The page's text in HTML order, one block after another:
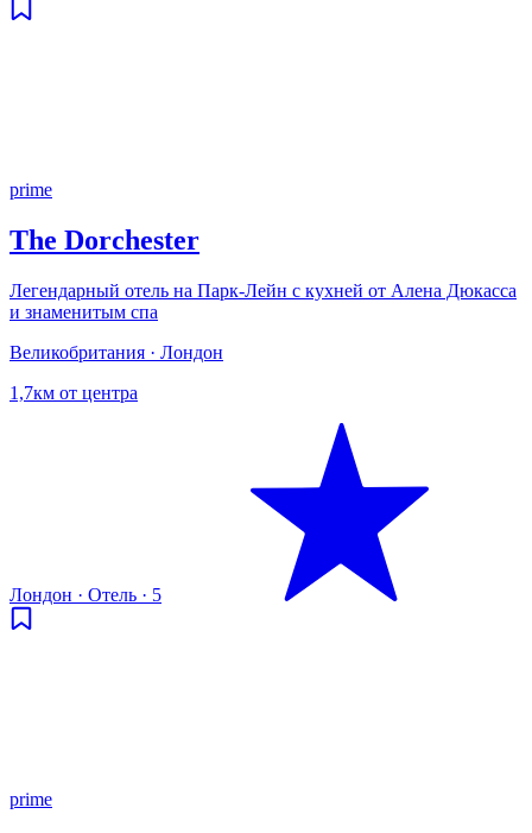
prime
The Dorchester
Легендарный отель на Парк-Лейн с кухней от Алена Дюкасса
и знаменитым спа
Великобритания · Лондон
1,7км от центра
Лондон · Отель · 5
prime